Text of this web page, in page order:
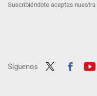
Suscribiéndote aceptas nuestra
Síguenos